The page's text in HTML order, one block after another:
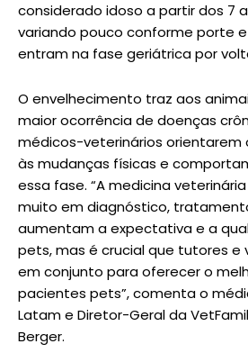
considerado idoso a partir dos 7
variando pouco conforme porte
entram na fase geriátrica por
O envelhecimento traz aos
maior ocorrência de doenças
médicos-veterinários orientarem
às mudanças físicas e
essa fase. “A medicina
muito em diagnóstico,
aumentam a expectativa e a
pets, mas é crucial que tutores e
em conjunto para oferecer o
pacientes pets”, comenta o
Latam e Diretor-Geral da
Berger.